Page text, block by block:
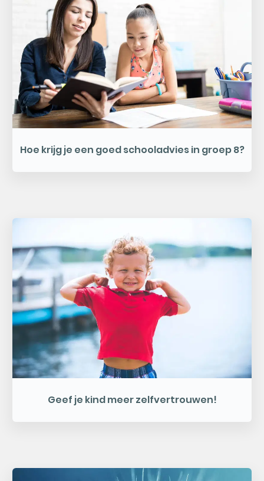
Hoe krijg je een goed schooladvies in groep 8?
Geef je kind meer zelfvertrouwen!